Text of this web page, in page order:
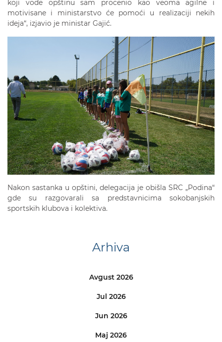
koji vode opštinu sam procenio kao veoma agilne i
motivisane i ministarstvo će pomoći u realizaciji nekih
ideja“, izjavio je ministar Gajić.
Nakon sastanka u opštini, delegacija je obišla SRC „Podina“
gde su razgovarali sa predstavnicima sokobanjskih
sportskih klubova i kolektiva.
Arhiva
Avgust 2026
Jul 2026
Jun 2026
Maj 2026